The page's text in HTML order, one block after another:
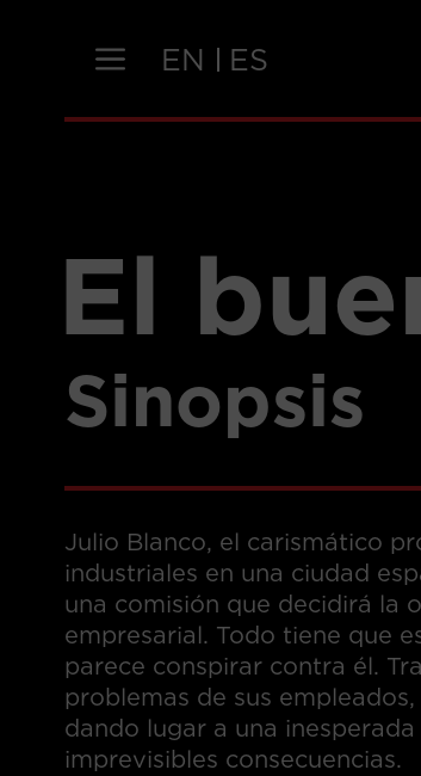
contenido
EN ES
El
Sinopsis
Julio Blanco, el carismático
industriales en una ciudad
una comisión que decidirá la
empresarial. Todo tiene que
parece conspirar contra él.
problemas de sus
dando lugar a una
imprevisibles consecuencias.